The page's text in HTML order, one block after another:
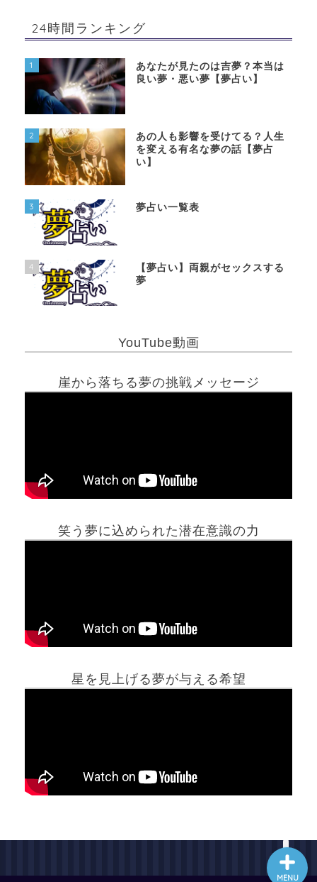
24時間ランキング
1
あなたが見たのは吉夢？本当は
良い夢・悪い夢【夢占い】
2
あの人も影響を受けてる？人生
を変える有名な夢の話【夢占
い】
3 夢占い一覧表
4
【夢占い】両親がセックスする
夢
YouTube動画
崖から落ちる夢の挑戦メッセージ
笑う夢に込められた潜在意識の力
星を見上げる夢が与える希望
MENU
ホーム
最新記事動画